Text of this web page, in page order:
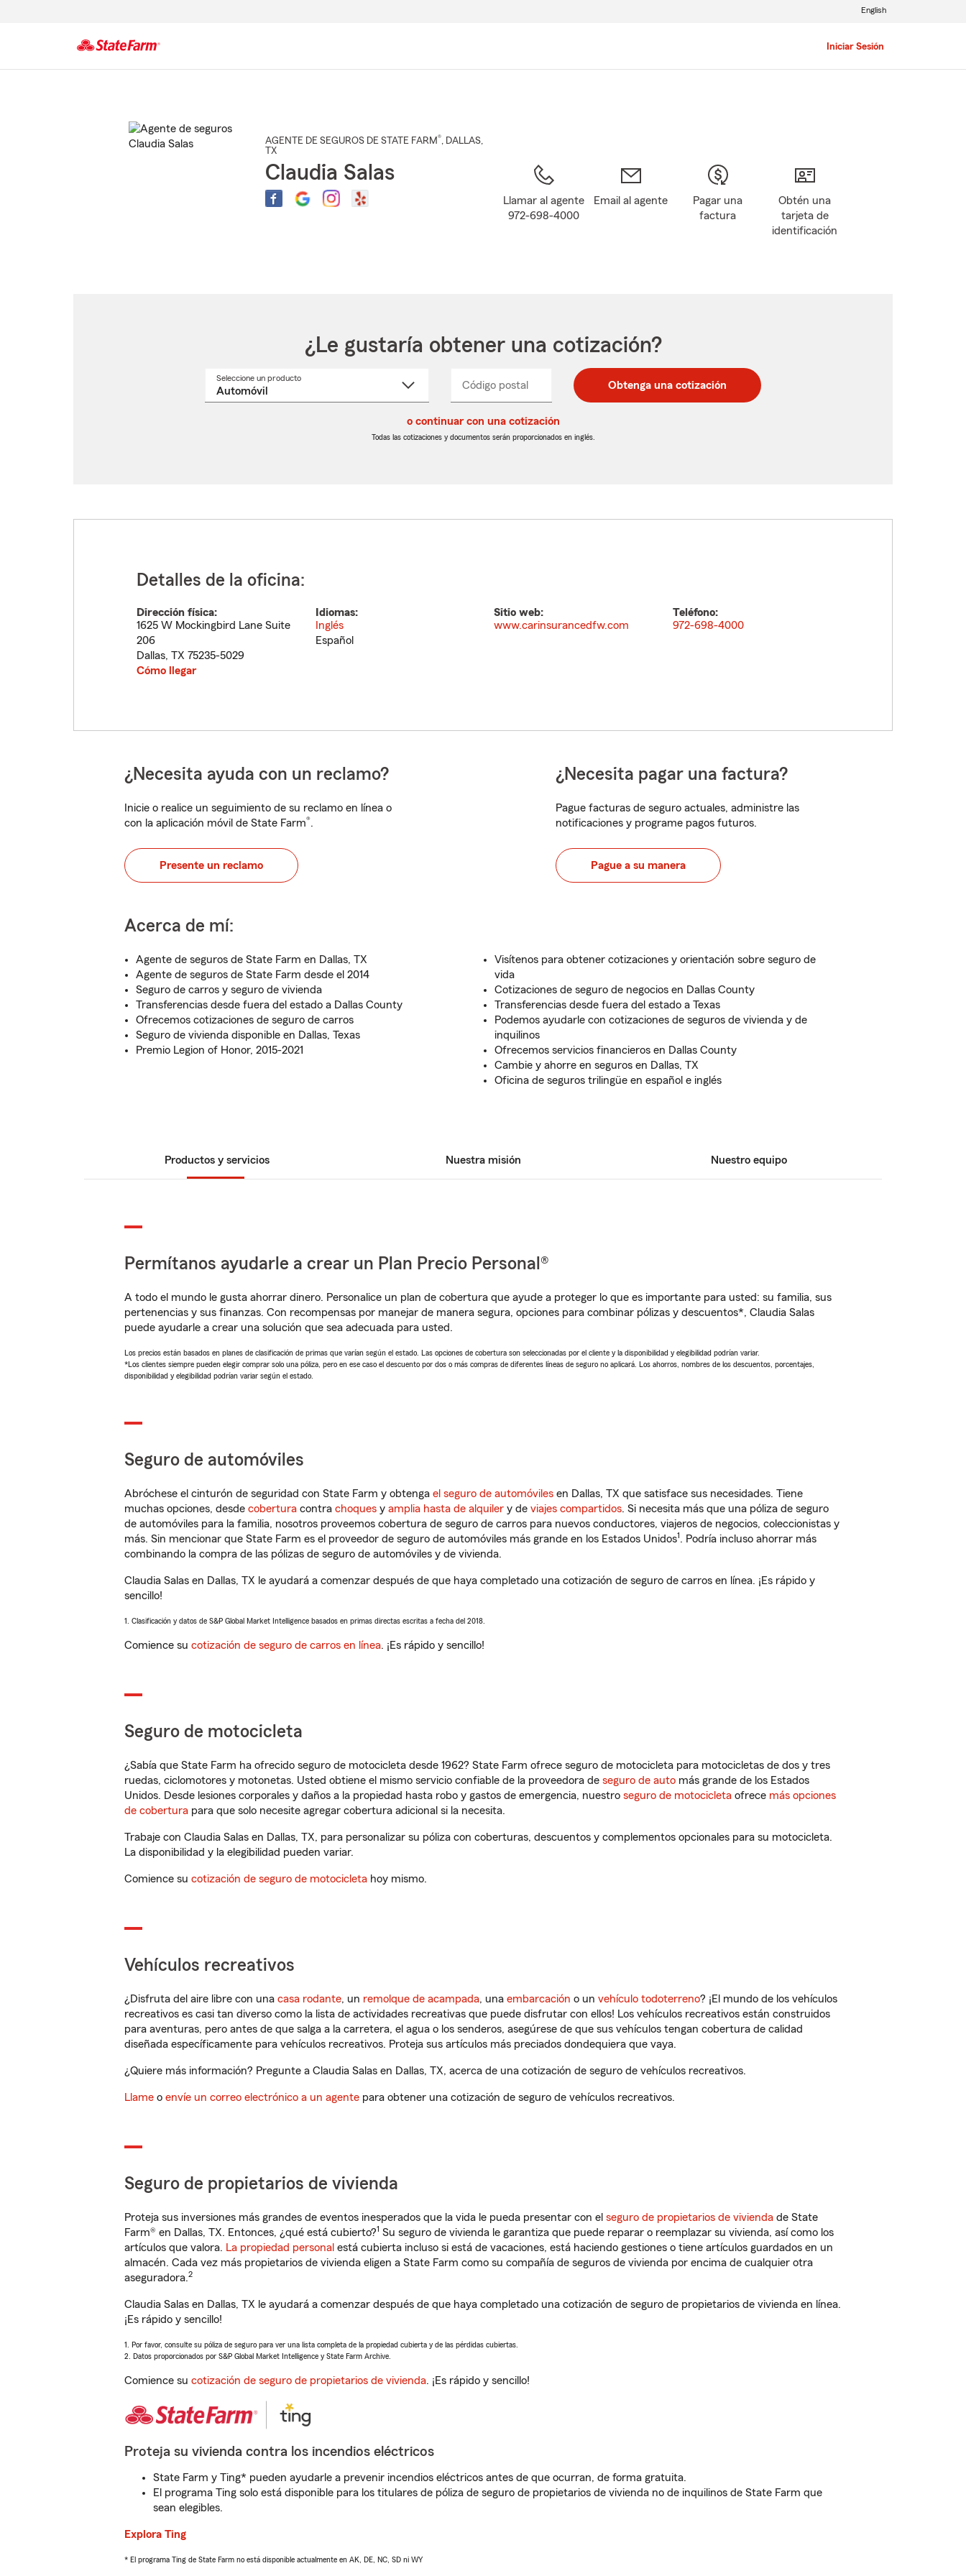
Iniciar Sesión
English
AGENTE DE SEGUROS DE STATE FARM®, DALLAS,
TX
Claudia Salas
Llamar al agente
972-698-4000
Email al agente
Pagar una
factura
Obtén una
tarjeta de
identificación
¿Le gustaría obtener una cotización?
Seleccione un productoSeleccione
Código postal
postal
de
postal
de
_____ Obtenga una cotización
o continuar con una cotización
Todas las cotizaciones y documentos serán proporcionados en inglés.
Detalles de la oficina:
Dirección física:
1625 W Mockingbird Lane Suite
206
Dallas, TX 75235-5029
Cómo llegar
Idiomas:
Inglés
Español
Sitio web:
www.carinsurancedfw.com
Teléfono:
972-698-4000
¿Necesita ayuda con un reclamo?
Inicie o realice un seguimiento de su reclamo en línea o
con la aplicación móvil de State Farm®.
Presente un reclamo
¿Necesita pagar una factura?
Pague facturas de seguro actuales, administre las
notificaciones y programe pagos futuros.
Pague a su manera
Acerca de mí:
Agente de seguros de State Farm en Dallas, TX
Agente de seguros de State Farm desde el 2014
Seguro de carros y seguro de vivienda
Transferencias desde fuera del estado a Dallas County
Ofrecemos cotizaciones de seguro de carros
Seguro de vivienda disponible en Dallas, Texas
Premio Legion of Honor, 2015-2021
Visítenos para obtener cotizaciones y orientación sobre seguro de
vida
Cotizaciones de seguro de negocios en Dallas County
Transferencias desde fuera del estado a Texas
Podemos ayudarle con cotizaciones de seguros de vivienda y de
inquilinos
Ofrecemos servicios financieros en Dallas County
Cambie y ahorre en seguros en Dallas, TX
Oficina de seguros trilingüe en español e inglés
Productos y servicios Nuestra misión Nuestro equipo
Permítanos ayudarle a crear un Plan Precio Personal®
A todo el mundo le gusta ahorrar dinero. Personalice un plan de cobertura que ayude a proteger lo que es importante para usted: su familia, sus
pertenencias y sus finanzas. Con recompensas por manejar de manera segura, opciones para combinar pólizas y descuentos*, Claudia Salas
puede ayudarle a crear una solución que sea adecuada para usted.
Los precios están basados en planes de clasificación de primas que varían según el estado. Las opciones de cobertura son seleccionadas por el cliente y la disponibilidad y elegibilidad podrían variar.
*Los clientes siempre pueden elegir comprar solo una póliza, pero en ese caso el descuento por dos o más compras de diferentes líneas de seguro no aplicará. Los ahorros, nombres de los descuentos, porcentajes,
disponibilidad y elegibilidad podrían variar según el estado.
Seguro de automóviles
Abróchese el cinturón de seguridad con State Farm y obtenga el seguro de automóviles en Dallas, TX que satisface sus necesidades. Tiene
muchas opciones, desde cobertura contra choques y amplia hasta de alquiler y de viajes compartidos. Si necesita más que una póliza de seguro
de automóviles para la familia, nosotros proveemos cobertura de seguro de carros para nuevos conductores, viajeros de negocios, coleccionistas y
más. Sin mencionar que State Farm es el proveedor de seguro de automóviles más grande en los Estados Unidos1. Podría incluso ahorrar más
combinando la compra de las pólizas de seguro de automóviles y de vivienda.
Claudia Salas en Dallas, TX le ayudará a comenzar después de que haya completado una cotización de seguro de carros en línea. ¡Es rápido y
sencillo!
1. Clasificación y datos de S&P Global Market Intelligence basados en primas directas escritas a fecha del 2018.
Comience su cotización de seguro de carros en línea. ¡Es rápido y sencillo!
Seguro de motocicleta
¿Sabía que State Farm ha ofrecido seguro de motocicleta desde 1962? State Farm ofrece seguro de motocicleta para motocicletas de dos y tres
ruedas, ciclomotores y motonetas. Usted obtiene el mismo servicio confiable de la proveedora de seguro de auto más grande de los Estados
Unidos. Desde lesiones corporales y daños a la propiedad hasta robo y gastos de emergencia, nuestro seguro de motocicleta ofrece más opciones
de cobertura para que solo necesite agregar cobertura adicional si la necesita.
Trabaje con Claudia Salas en Dallas, TX, para personalizar su póliza con coberturas, descuentos y complementos opcionales para su motocicleta.
La disponibilidad y la elegibilidad pueden variar.
Comience su cotización de seguro de motocicleta hoy mismo.
Vehículos recreativos
¿Disfruta del aire libre con una casa rodante, un remolque de acampada, una embarcación o un vehículo todoterreno? ¡El mundo de los vehículos
recreativos es casi tan diverso como la lista de actividades recreativas que puede disfrutar con ellos! Los vehículos recreativos están construidos
para aventuras, pero antes de que salga a la carretera, el agua o los senderos, asegúrese de que sus vehículos tengan cobertura de calidad
diseñada específicamente para vehículos recreativos. Proteja sus artículos más preciados dondequiera que vaya.
¿Quiere más información? Pregunte a Claudia Salas en Dallas, TX, acerca de una cotización de seguro de vehículos recreativos.
Llame o envíe un correo electrónico a un agente para obtener una cotización de seguro de vehículos recreativos.
Seguro de propietarios de vivienda
Proteja sus inversiones más grandes de eventos inesperados que la vida le pueda presentar con el seguro de propietarios de vivienda de State
Farm® en Dallas, TX. Entonces, ¿qué está cubierto?1 Su seguro de vivienda le garantiza que puede reparar o reemplazar su vivienda, así como los
artículos que valora. La propiedad personal está cubierta incluso si está de vacaciones, está haciendo gestiones o tiene artículos guardados en un
almacén. Cada vez más propietarios de vivienda eligen a State Farm como su compañía de seguros de vivienda por encima de cualquier otra
aseguradora.2
Claudia Salas en Dallas, TX le ayudará a comenzar después de que haya completado una cotización de seguro de propietarios de vivienda en línea.
¡Es rápido y sencillo!
1. Por favor, consulte su póliza de seguro para ver una lista completa de la propiedad cubierta y de las pérdidas cubiertas.
2. Datos proporcionados por S&P Global Market Intelligence y State Farm Archive.
Comience su cotización de seguro de propietarios de vivienda. ¡Es rápido y sencillo!
Proteja su vivienda contra los incendios eléctricos
State Farm y Ting* pueden ayudarle a prevenir incendios eléctricos antes de que ocurran, de forma gratuita.
El programa Ting solo está disponible para los titulares de póliza de seguro de propietarios de vivienda no de inquilinos de State Farm que
sean elegibles.
Explora Ting
* El programa Ting de State Farm no está disponible actualmente en AK, DE, NC, SD ni WY